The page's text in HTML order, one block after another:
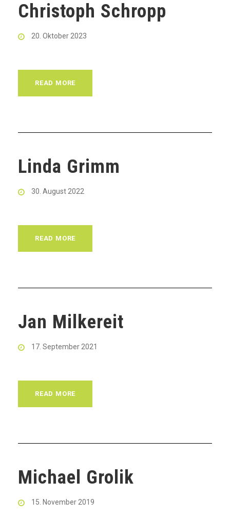
Christoph Schropp
20. Oktober 2023
READ MORE
Linda Grimm
30. August 2022
READ MORE
Jan Milkereit
17. September 2021
READ MORE
Michael Grolik
15. November 2019